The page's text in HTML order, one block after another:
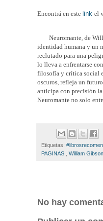
Encontrá en este link el
Neuromante, de
identidad humana y un
reclutado para una
lo lleva a enfrentarse
filosofía y crítica social
oscuros, refleja un
anticipa con precisión
Neuromante no solo
Etiquetas:
PAGINAS
William Gibson
No hay